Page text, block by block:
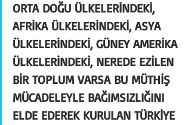
ORTA DOĞU ÜLKELERİNDEKİ,
AFRİKA ÜLKELERİNDEKİ, ASYA
ÜLKELERİNDEKİ, GÜNEY AMERİKA
ÜLKELERİNDEKİ, NEREDE EZİLEN
BİR TOPLUM VARSA BU MÜTHİŞ
MÜCADELEYLE BAĞIMSIZLIĞINI
ELDE EDEREK KURULAN TÜRKİYE